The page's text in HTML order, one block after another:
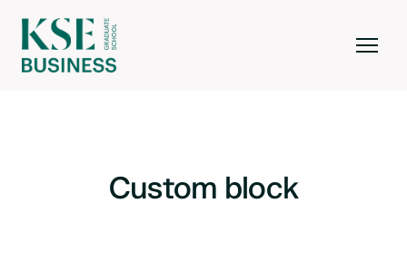
Custom block